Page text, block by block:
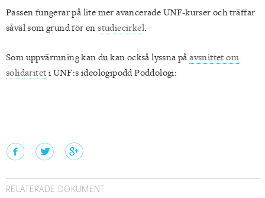
Passen fungerar på lite mer avancerade UNF-kurser och träffar
såväl som grund för enstudiecirkel.
Som uppvärmning kan du kan också lyssna påavsnittet om
solidaritet i UNF:s ideologipodd Poddologi:
RELATERADE DOKUMENT